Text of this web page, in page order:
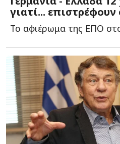
γιατί... επιστρέφουν